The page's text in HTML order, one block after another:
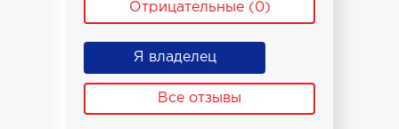
Отрицательные (0)
Я владелец
Все отзывы